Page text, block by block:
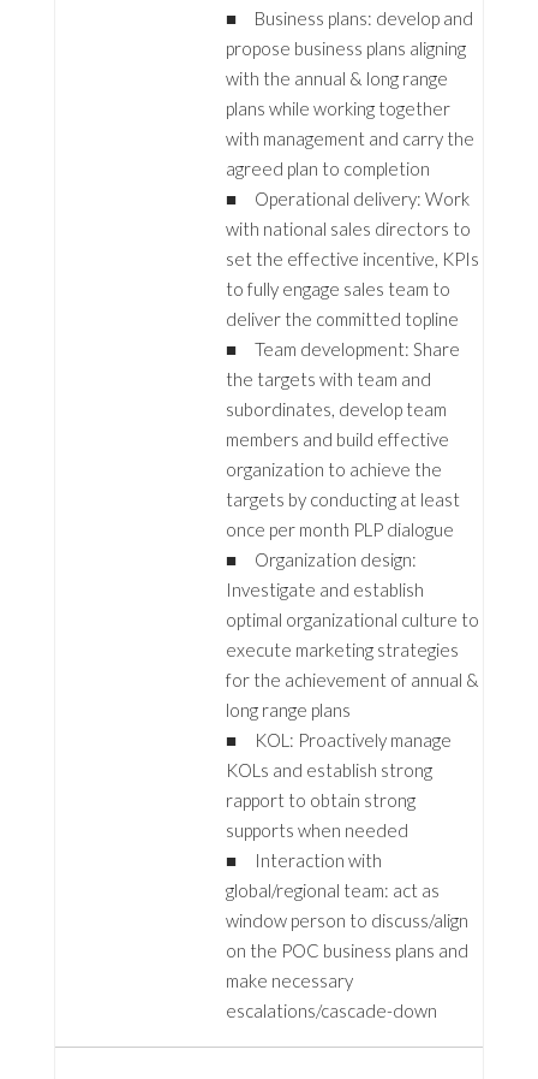
■ Business plans: develop and
propose business plans aligning
with the annual & long range
plans while working together
with management and carry the
agreed plan to completion
■ Operational delivery: Work
with national sales directors to
set the effective incentive, KPIs
to fully engage sales team to
deliver the committed topline
■ Team development: Share
the targets with team and
subordinates, develop team
members and build effective
organization to achieve the
targets by conducting at least
once per month PLP dialogue
■ Organization design:
Investigate and establish
optimal organizational culture to
execute marketing strategies
for the achievement of annual &
long range plans
■ KOL: Proactively manage
KOLs and establish strong
rapport to obtain strong
supports when needed
■ Interaction with
global/regional team: act as
window person to discuss/align
on the POC business plans and
make necessary
escalations/cascade-down